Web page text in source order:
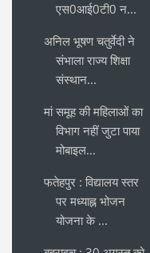
एस0आई0टी0 न...
अनिल भूषण चतुर्वेदी ने
संभाला राज्य शिक्षा
संस्थान...
मां समूह की महिलाओं का
विभाग नहीं जुटा पाया
मोबाइल...
फतेहपुर : विद्यालय स्तर
पर मध्याह्न भोजन
योजना के ...